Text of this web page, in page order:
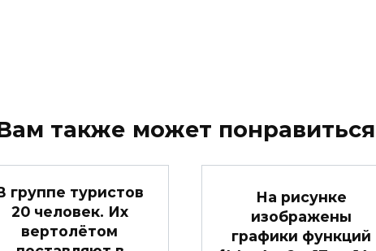
также может понравиться
группе туристов
20 человек. Их
вертолётом
На рисунке
изображены
графики функций